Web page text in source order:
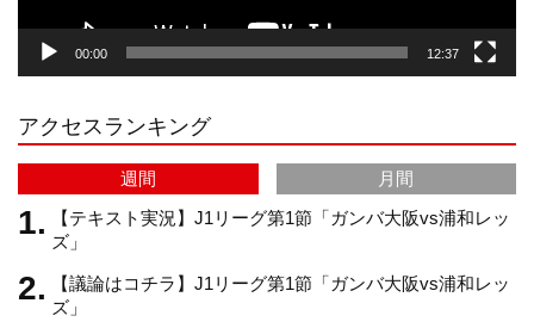
r
a
m
e
C
h
a
00:00 12:37
アクセスランキング
週間
月間
【テキスト実況】J1リーグ第1節「ガンバ大阪vs浦和レッ
ズ」
【議論はコチラ】J1リーグ第1節「ガンバ大阪vs浦和レッ
ズ」